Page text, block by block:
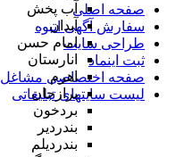
آب پخش
آبدان
امام حسن
انارستان
اهرم
برازجان
بردخون
بندردیر
بندردیلم
صفحه اصلی
سفارش آگهی انبوه
طراحی سایت
ثبت اینماد
صفحه اختصاصی مشاغل
لیست سایتهای تبلیغاتی